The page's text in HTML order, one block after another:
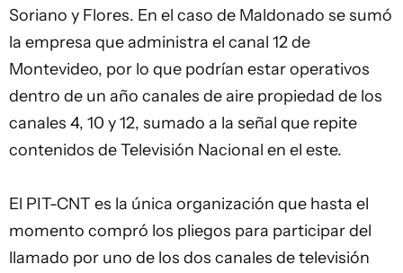
Soriano y Flores. En el caso de Maldonado se sumó
la empresa que administra el canal 12 de
Montevideo, por lo que podrían estar operativos
dentro de un año canales de aire propiedad de los
canales 4, 10 y 12, sumado a la señal que repite
contenidos de Televisión Nacional en el este.
El PIT-CNT es la única organización que hasta el
momento compró los pliegos para participar del
llamado por uno de los dos canales de televisión